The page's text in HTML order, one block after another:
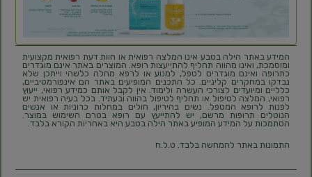
המידע באתר הילה בטבע אינו המלצה רפואית או חוות דעת רפואית מקצועית
ומוסמכת, ואינו מהווה תחליף להתייעצות רופא. המוצרים באתר אינם מוגדרים
כתרופה ואינם מוגדרים לטפל, למנוע או לרפא מחלה כלשהי וייתכן שלא
נבדקו במחקרים קליניים. כל התכנים המופיעים באתר הם אינפורמטיביים,
כלליים ומיועדים לצורכי העשרה ולימוד. אין לקבל אותם כמידע רפואי, ייעוץ
רפואי, המלצה לטיפול או תחליף לטיפול בהווה ובעתיד. בכל בעיה רפואית יש
לפנות לרופא המטפל. נשים בהיריון, חולים במחלות כרוניות או אנשים
הנוטלים תרופות מרשם, יש להתייעץ עם רופא בטרם השימוש במוצר.
הסתמכות על המידע המופיע באתר הילה בטבע היא באחריות הקורא בלבד.
התמונות באתר להמחשה בלבד. ט.ל.ח